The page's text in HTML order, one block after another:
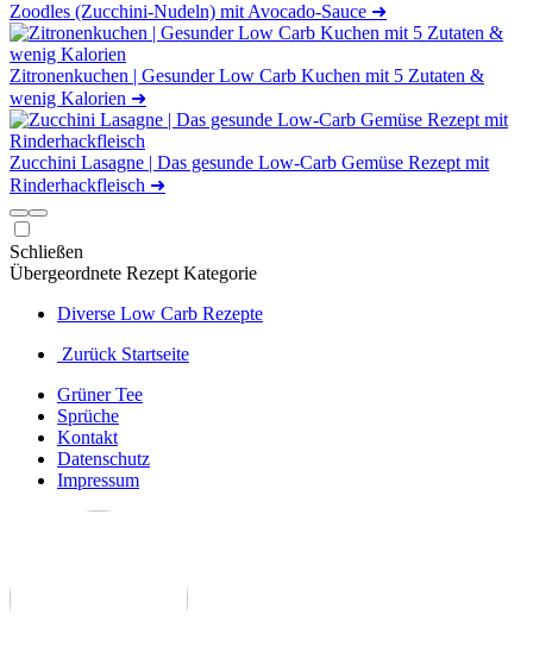
Zoodles (Zucchini-Nudeln) mit Avocado-Sauce ➜
Zitronenkuchen | Gesunder Low Carb Kuchen mit 5 Zutaten &
wenig Kalorien ➜
Zucchini Lasagne | Das gesunde Low-Carb Gemüse Rezept mit
Rinderhackfleisch ➜
Schließen
Übergeordnete Rezept Kategorie
Diverse Low Carb Rezepte
Zurück Startseite
Grüner Tee
Sprüche
Kontakt
Datenschutz
Impressum